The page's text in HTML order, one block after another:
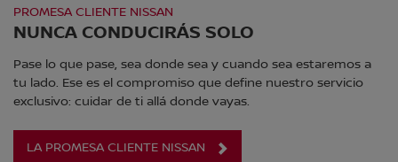
PROMESA CLIENTE NISSAN
NUNCA CONDUCIRÁS SOLO
Pase lo que pase, sea donde sea y cuando sea estaremos a
tu lado. Ese es el compromiso que define nuestro servicio
exclusivo: cuidar de ti allá donde vayas.
LA PROMESA CLIENTE NISSAN